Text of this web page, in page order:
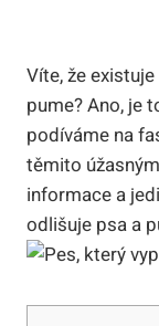
Víte, že
pume? Ano, je
podíváme na
těmito
informace a
odlišuje psa a